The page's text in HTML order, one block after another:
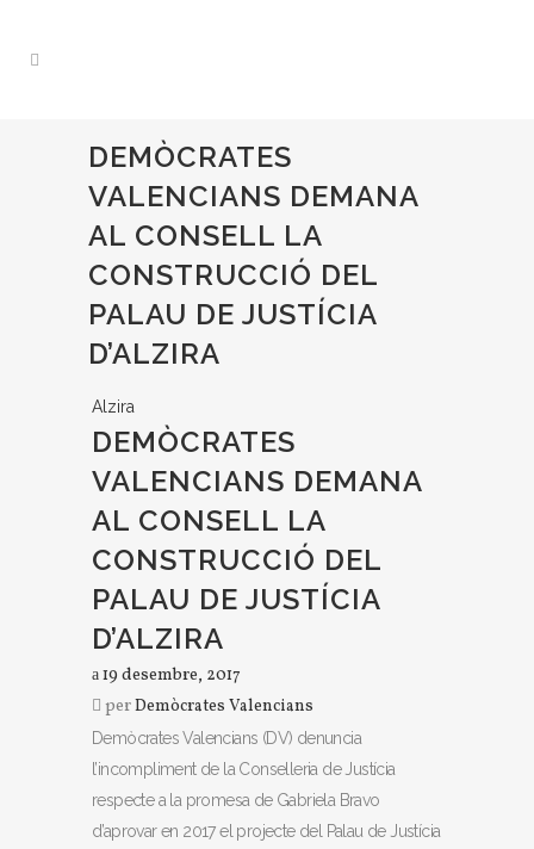
DEMÒCRATES
VALENCIANS DEMANA
AL CONSELL LA
CONSTRUCCIÓ DEL
PALAU DE JUSTÍCIA
D’ALZIRA
Alzira
DEMÒCRATES
VALENCIANS DEMANA
AL CONSELL LA
CONSTRUCCIÓ DEL
PALAU DE JUSTÍCIA
D’ALZIRA
19 desembre, 2017
perDemòcrates Valencians
Demòcrates Valencians (DV) denuncia
l’incompliment de la Conselleria de Justícia
respecte a la promesa de Gabriela Bravo
d’aprovar en 2017 el projecte del Palau de Justícia